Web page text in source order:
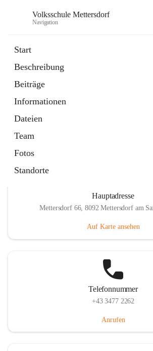
Volksschule Mettersdorf
Navigation
Start
Beschreibung
Beiträge
Informationen
Dateien
Team
Fotos
Standorte
Externe Webseite
in
Tab
Termine
Artikel
öffnet
in
neuem
Tab
Hauptadresse
Mettersdorf 66, 8092 Mettersdorf am
Auf Karte ansehen
Telefonnummer
+43 3477 2262
Anrufen